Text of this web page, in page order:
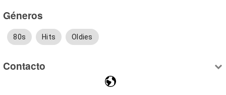
Géneros
80s Hits Oldies
Contacto